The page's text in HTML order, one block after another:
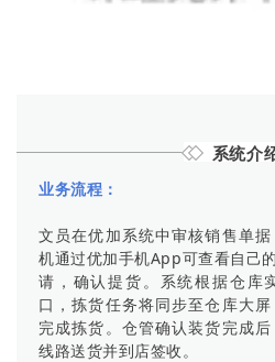
系统介
业务流程：
文员在优加系统中审核销售单
机通过优加手机App可查看自己
请，确认提货。系统根据仓库
口，拣货任务将同步至仓库大
完成拣货。仓管确认装货完成
线路送货并到店签收。